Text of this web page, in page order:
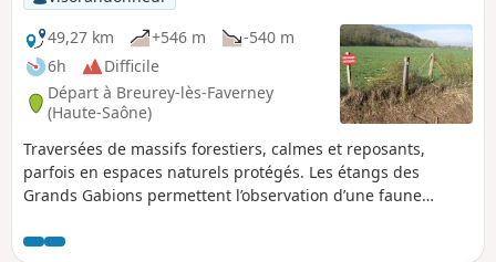
49,27 km
+546 m
-540 m
6h
Difficile
Départ à Breurey-lès-Faverney
(Haute-Saône)
Traversées de massifs forestiers, calmes et reposants,
parfois en espaces naturels protégés. Les étangs des
Grands Gabions permettent l’observation d’une faune
en hiver, quand les lieux sont tranquilles.